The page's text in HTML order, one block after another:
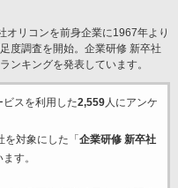
オリコンを前身企業に1967年より
度調査を開始。企業研修 新卒社
ンキングを発表しています。
スを利用した2,559人にアンケ
を対象にした「 企業研修 新卒社
す。